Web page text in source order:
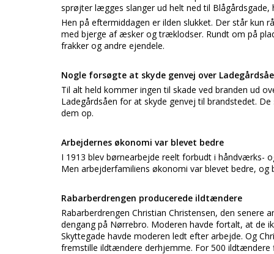
sprøjter lægges slanger ud helt ned til
Hen på eftermiddagen er ilden slukket. Der står kun
med bjerge af æsker og træklodser. Rundt om på
frakker og andre ejendele.
Nogle forsøgte at skyde genvej over
Til alt held kommer ingen til skade ved branden ud
Ladegårdsåen for at skyde genvej til brandstedet.
dem op.
Arbejdernes økonomi var blevet bedre
I 1913 blev børnearbejde reelt forbudt i håndværks-
Men arbejderfamiliens økonomi var blevet bedre,
Rabarberdrengen producerede ildtændere
Rabarberdrengen Christian Christensen, den
dengang på Nørrebro. Moderen havde fortalt, at de
Skyttegade havde moderen ledt efter arbejde. Og
fremstille ildtændere derhjemme. For 500 ildtændere